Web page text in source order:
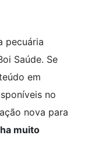
pecuária
Saúde. Se
em
no
nova para
muito